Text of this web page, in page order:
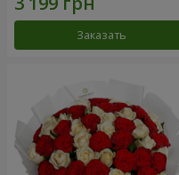
Заказать